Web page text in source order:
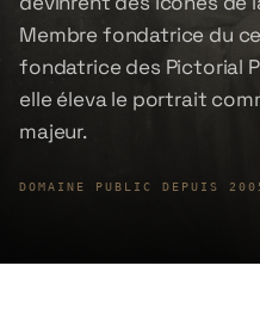
Membre fondatrice du
fondatrice des Pictorial
elle éleva le portrait
majeur.
DOMAINE PUBLIC DEPUIS